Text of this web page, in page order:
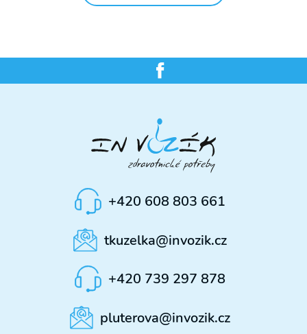
+420 608 803 661
tkuzelka@invozik.cz
+420 739 297 878
pluterova@invozik.cz